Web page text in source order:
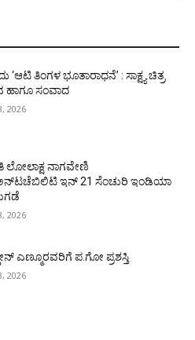
‘ಆಟಿ ತಿಂಗಳ ಭೂತಾರಾಧನೆ’ : ಸಾಕ್ಷ್ಯ ಚಿತ್ರ
ಹಾಗೂ ಸಂವಾದ
2026
ಲೋಲಾಕ್ಷ ನಾಗವೇಣಿ
ಇನ್ 21 ಸೆಂಚುರಿ ಇಂಡಿಯಾ
2026
ಎಣ್ಮೂರವರಿಗೆ ಪ.ಗೋ ಪ್ರಶಸ್ತಿ
2026